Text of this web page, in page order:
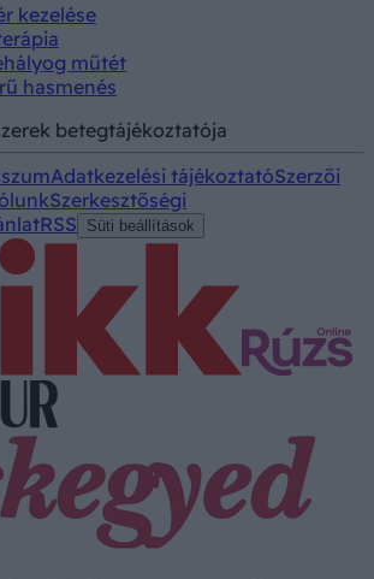
kezelése
műtét
hasmenés
betegtájékoztatója
Adatkezelési tájékoztatóSzerzői
Szerkesztőségi
RSS Süti beállítások